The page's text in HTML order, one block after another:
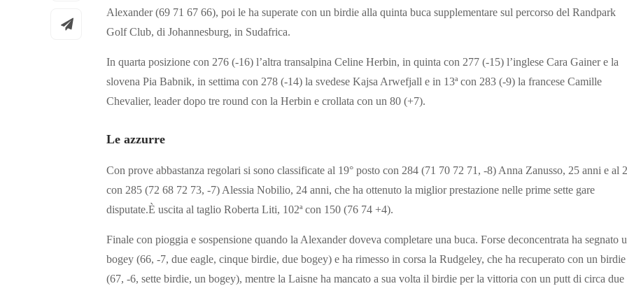
Alexander (69 71 67 66), poi le ha superate con un birdie alla quinta buca supplementare sul percorso del Randpark
Golf Club, di Johannesburg, in Sudafrica.
In quarta posizione con 276 (-16) l’altra transalpina Celine Herbin, in quinta con 277 (-15) l’inglese Cara Gainer e la
slovena Pia Babnik, in settima con 278 (-14) la svedese Kajsa Arwefjall e in 13ª con 283 (-9) la francese Camille
Chevalier, leader dopo tre round con la Herbin e crollata con un 80 (+7).
Le azzurre
Con prove abbastanza regolari si sono classificate al 19° posto con 284 (71 70 72 71, -8) Anna Zanusso, 25 anni e al
con 285 (72 68 72 73, -7) Alessia Nobilio, 24 anni, che ha ottenuto la miglior prestazione nelle prime sette gare
disputate.È uscita al taglio Roberta Liti, 102ª con 150 (76 74 +4).
Finale con pioggia e sospensione quando la Alexander doveva completare una buca. Forse deconcentrata ha segnato
bogey (66, -7, due eagle, cinque birdie, due bogey) e ha rimesso in corsa la Rudgeley, che ha recuperato con un birdie
(67, -6, sette birdie, un bogey), mentre la Laisne ha mancato a sua volta il birdie per la vittoria con un putt di circa due